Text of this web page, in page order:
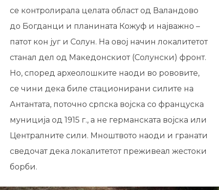
се контролирала целата област од Валандово
до Богданци и планината Кожуф и најважно –
патот кон југ и Солун. На овој начин локалитетот
станал дел од Македонскиот (Солунски) фронт.
Но, според археолошките наоди во рововите,
се чини дека биле стационирани силите на
Антантата, поточно српска војска со француска
муниција од 1915 г., а не германската војска или
Централните сили. Мноштвото наоди и гранати
сведочат дека локалитетот преживеал жестоки
борби.